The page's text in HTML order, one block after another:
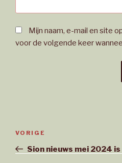
Mijn naam, e-mail en site
voor de volgende keer
Vorig
bericht
VORIGE
Sion nieuws mei 2024